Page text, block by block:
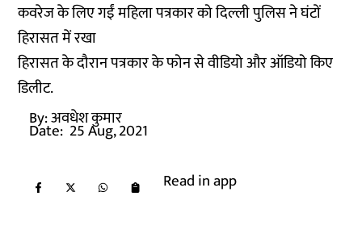
कवरेज के लिए गईं महिला पत्रकार को दिल्ली पुलिस ने घंटों
हिरासत में रखा
हिरासत के दौरान पत्रकार के फोन से वीडियो और ऑडियो किए
डिलीट.
By:अवधेश कुमार
Date: 25 Aug, 2021
Read in app